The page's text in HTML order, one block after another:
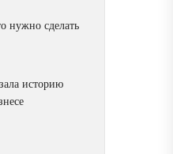
нужно сделать
историю